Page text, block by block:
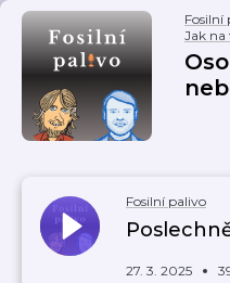
Fosilní
Jak na
Fosilní palivo
27. 3. 2025